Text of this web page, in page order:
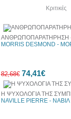
Κριτικές
ΑΝΘΡΩΠΟΠΑΡΑΤΗΡΗΣΗ
MORRIS DESMOND -
82,68€ 74,41€
Η ΨΥΧΟΛΟΓΙΑ ΤΗΣ
NAVILLE PIERRE -